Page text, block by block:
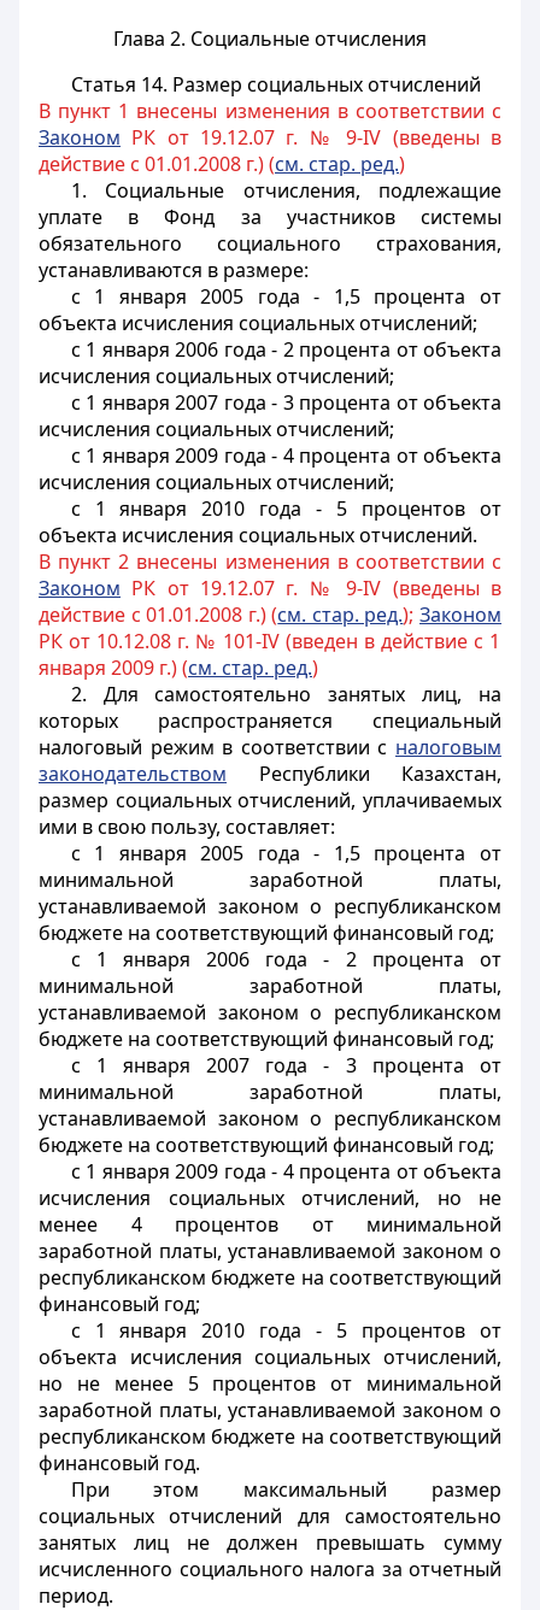
Глава 2. Социальные отчисления
Статья 14. Размер социальных отчислений
В пункт 1 внесены изменения в соответствии с
Законом РК от 19.12.07 г. № 9-IV (введены в
действие с 01.01.2008 г.) (см. стар. ред.)
1. Социальные отчисления, подлежащие
уплате в Фонд за участников системы
обязательного социального страхования,
устанавливаются в размере:
с 1 января 2005 года - 1,5 процента от
объекта исчисления социальных отчислений;
с 1 января 2006 года - 2 процента от объекта
исчисления социальных отчислений;
с 1 января 2007 года - 3 процента от объекта
исчисления социальных отчислений;
с 1 января 2009 года - 4 процента от объекта
исчисления социальных отчислений;
с 1 января 2010 года - 5 процентов от
объекта исчисления социальных отчислений.
В пункт 2 внесены изменения в соответствии с
Законом РК от 19.12.07 г. № 9-IV (введены в
действие с 01.01.2008 г.) (см. стар. ред.);Законом
РК от 10.12.08 г. № 101-IV (введен в действие с 1
января 2009 г.) (см. стар. ред.)
2. Для самостоятельно занятых лиц, на
которых распространяется специальный
налоговый режим в соответствии с налоговым
законодательством Республики Казахстан,
размер социальных отчислений, уплачиваемых
ими в свою пользу, составляет:
с 1 января 2005 года - 1,5 процента от
минимальной заработной платы,
устанавливаемой законом о республиканском
бюджете на соответствующий финансовый год;
с 1 января 2006 года - 2 процента от
минимальной заработной платы,
устанавливаемой законом о республиканском
бюджете на соответствующий финансовый год;
с 1 января 2007 года - 3 процента от
минимальной заработной платы,
устанавливаемой законом о республиканском
бюджете на соответствующий финансовый год;
с 1 января 2009 года - 4 процента от объекта
исчисления социальных отчислений, но не
менее 4 процентов от минимальной
заработной платы, устанавливаемой законом о
республиканском бюджете на соответствующий
финансовый год;
с 1 января 2010 года - 5 процентов от
объекта исчисления социальных отчислений,
но не менее 5 процентов от минимальной
заработной платы, устанавливаемой законом о
республиканском бюджете на соответствующий
финансовый год.
При этом максимальный размер
социальных отчислений для самостоятельно
занятых лиц не должен превышать сумму
исчисленного социального налога за отчетный
период.